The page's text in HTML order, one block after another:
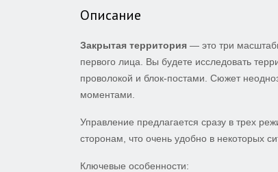
Описание
Закрытая территория — это три
первого лица. Вы будете исследовать
проволокой и блок-постами. Сюжет
моментами.
Управление предлагается сразу в трех
сторонам, что очень удобно в некоторых
Ключевые особенности: